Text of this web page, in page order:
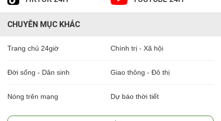
CHUYÊN MỤC KHÁC
Trang chủ 24giờ Chính trị - Xã hội
Đời sống - Dân sinh Giao thông - Đô thị
Nóng trên mạng Dự báo thời tiết